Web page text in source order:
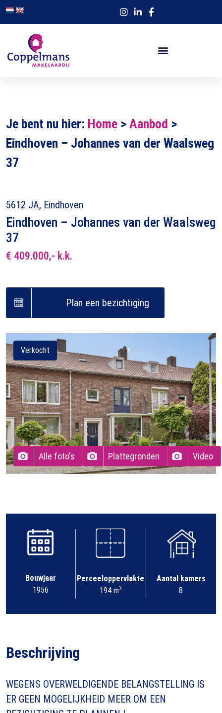
Je bent nu hier: Home > Aanbod >
Eindhoven – Johannes van der Waalsweg
37
5612 JA, Eindhoven
Eindhoven – Johannes van der Waalsweg
37
€ 409.000,- k.k.
Plan een bezichtiging
Verkocht
Alle foto's Plattegronden Video
Bouwjaar
1956
Perceeloppervlakte
194 m2
Aantal kamers
8
Beschrijving
WEGENS OVERWELDIGENDE BELANGSTELLING IS
ER GEEN MOGELIJKHEID MEER OM EEN